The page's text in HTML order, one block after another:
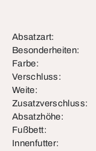
Absatzart:
Besonderheiten:
Farbe:
Verschluss:
Weite:
Zusatzverschluss:
Absatzhöhe:
Fußbett:
Innenfutter: